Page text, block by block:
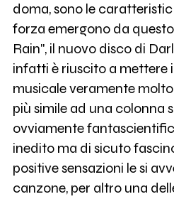
doma, sono le
forza emergono da
Rain", il nuovo disco di
infatti è riuscito a mettere
musicale veramente
più simile ad una colonna
ovviamente
inedito ma di sicuto
positive sensazioni le si
canzone, per altro una